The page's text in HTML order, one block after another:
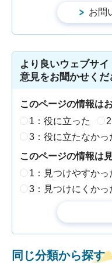
より良いウェブサ
意見をお聞かせくだ
このページの情報は
1：役に立った
3：役に立たなかっ
このページの情報は
1：見つけやすかっ
3：見つけにくかっ
同じ分類から探す